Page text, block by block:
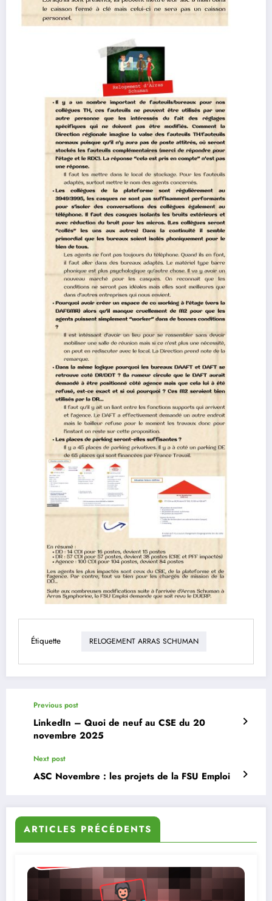
Étiquette RELOGEMENT ARRAS SCHUMAN
Previous post
LinkedIn – Quoi de neuf au CSE du 20
novembre 2025
Next post
ASC Novembre : les projets de la FSU Emploi
ARTICLES PRÉCÉDENTS